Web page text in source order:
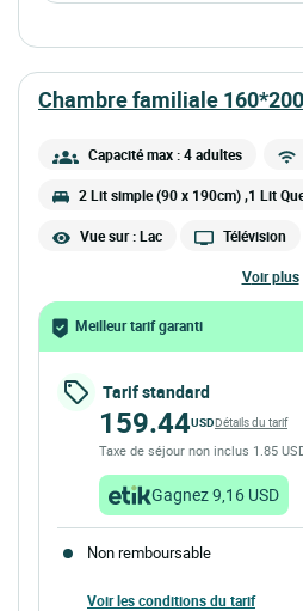
chambre familiale
Capacité max : 4 adultes
2 Lit simple (90 x 190cm) ,1 Lit
Vue sur : Lac Télévision
voir plus
Meilleur tarif garanti
Tarif standard
159.44USDDétails du tarif
Taxe de séjour non inclus 1.85
Gagnez 9,16 USD
Non remboursable
Voir les conditions du tarif